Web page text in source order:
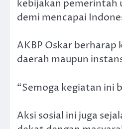
kebijakan pemerintah
demi mencapai
AKBP Oskar
daerah maupun
“Semoga kegiatan ini
Aksi sosial ini juga